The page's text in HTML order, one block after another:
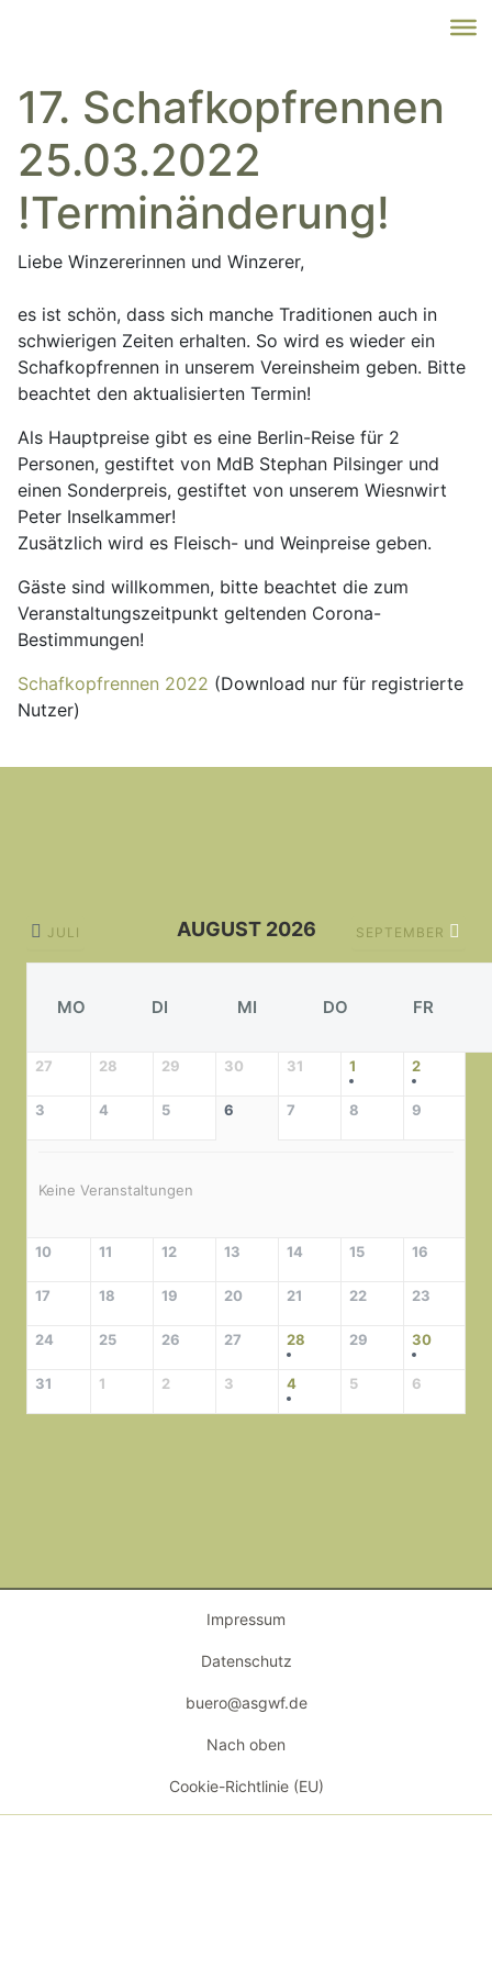
17. Schafkopfrennen
25.03.2022
!Terminänderung!
Liebe Winzererinnen und Winzerer,
es ist schön, dass sich manche Traditionen auch in
schwierigen Zeiten erhalten. So wird es wieder ein
Schafkopfrennen in unserem Vereinsheim geben. Bitte
beachtet den aktualisierten Termin!
Als Hauptpreise gibt es eine Berlin-Reise für 2
Personen, gestiftet von MdB Stephan Pilsinger und
einen Sonderpreis, gestiftet von unserem Wiesnwirt
Peter Inselkammer!
Zusätzlich wird es Fleisch- und Weinpreise geben.
Gäste sind willkommen, bitte beachtet die zum
Veranstaltungszeitpunkt geltenden Corona-
Bestimmungen!
Schafkopfrennen 2022 (Download nur für registrierte
Nutzer)
JULI AUGUST 2026 SEPTEMBER
MO DI MI DO FR
27 28 29 30 31 1 2
3 4 5 6 7 8 9
Keine Veranstaltungen
10 11 12 13 14 15 16
17 18 19 20 21 22 23
24 25 26 27 28 29 30
31 1 2 3 4 5 6
Impressum
Datenschutz
buero@asgwf.de
Nach oben
Cookie-Richtlinie (EU)